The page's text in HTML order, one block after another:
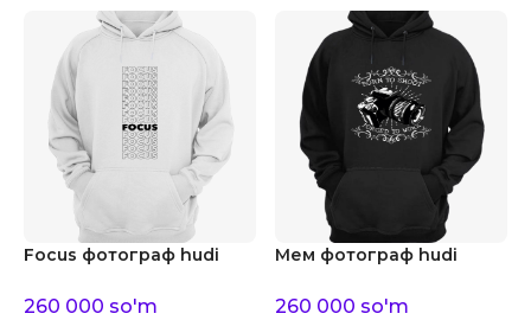
Focus фотограф hudi
260 000 so'm
Мем фотограф hudi
260 000 so'm